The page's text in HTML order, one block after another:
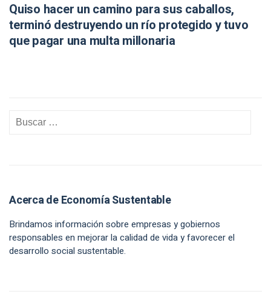
Quiso hacer un camino para sus caballos,
terminó destruyendo un río protegido y tuvo
que pagar una multa millonaria
Acerca de Economía Sustentable
Brindamos información sobre empresas y gobiernos
responsables en mejorar la calidad de vida y favorecer el
desarrollo social sustentable.